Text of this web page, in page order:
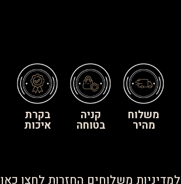
משלוח
מהיר
קניה
בטוחה
בקרת
איכות
למדיניות משלוחים החזרות לחצו כאן